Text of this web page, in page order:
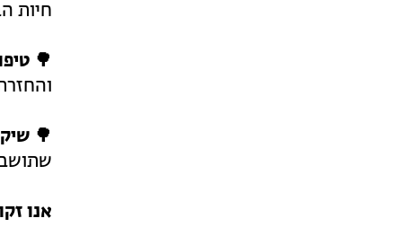
חיות
🌳
🌳
אנו